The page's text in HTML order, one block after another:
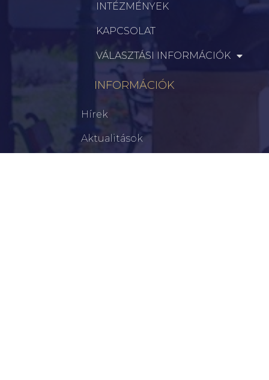
INTÉZMÉNYEK
KAPCSOLAT
VÁLASZTÁSI INFORMÁCIÓK
INFORMÁCIÓK
Hírek
Aktualitások